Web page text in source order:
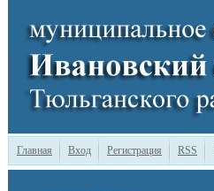
Главная Вход Регистрация RSS